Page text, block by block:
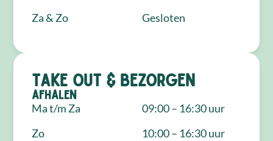
Za & Zo
Gesloten
Take out & bezorgen
Afhalen
Ma t/m Za
Zo
09:00 – 16:30 uur
10:00 – 16:30 uur